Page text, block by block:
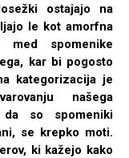
ostajajo na
le kot amorfna
med spomenike
kar bi pogosto
kategorizacija je
našega
da so spomeniki
se krepko moti.
ki kažejo kako